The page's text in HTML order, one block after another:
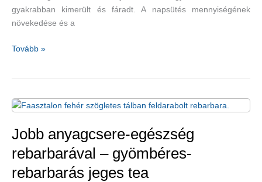
gyakrabban kimerült és fáradt. A napsütés mennyiségének
növekedése és a
Tavaszi
amelyek
energiával
fel
bennünket
Tovább »
Jobb anyagcsere-egészség
rebarbarával – gyömbéres-
rebarbarás jeges tea